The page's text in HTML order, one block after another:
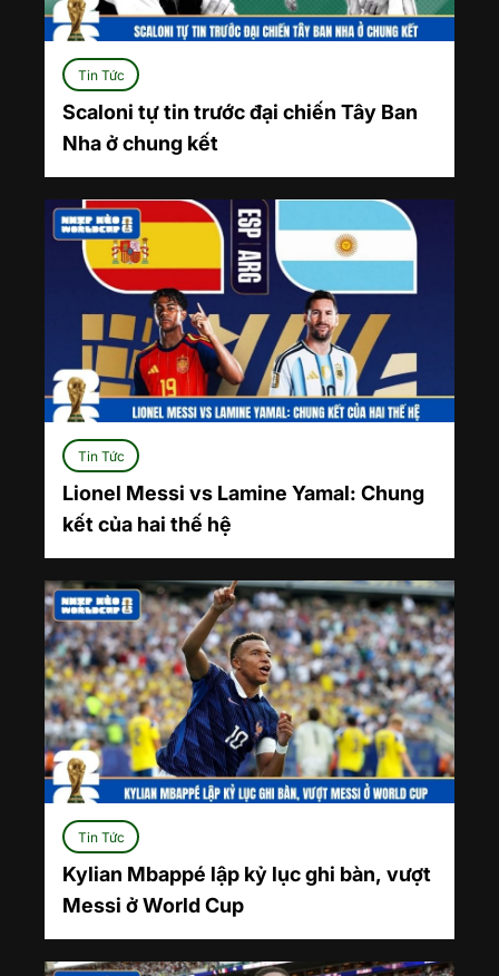
Tin Tức
Scaloni tự tin trước đại chiến Tây Ban
Nha ở chung kết
Tin Tức
Lionel Messi vs Lamine Yamal: Chung
kết của hai thế hệ
Tin Tức
Kylian Mbappé lập kỷ lục ghi bàn, vượt
Messi ở World Cup